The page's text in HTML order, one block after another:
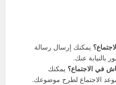
يمكنك إرسال رسالة
بالنيابة عنك.
في الاجتماع؟ يمكنك
الاجتماع لطرح موضوعك.